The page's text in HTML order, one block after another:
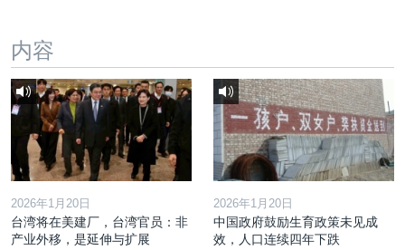
内容
2026年1月20日
台湾将在美建厂，台湾官员：非
产业外移，是延伸与扩展
2026年1月20日
中国政府鼓励生育政策未见成
效，人口连续四年下跌